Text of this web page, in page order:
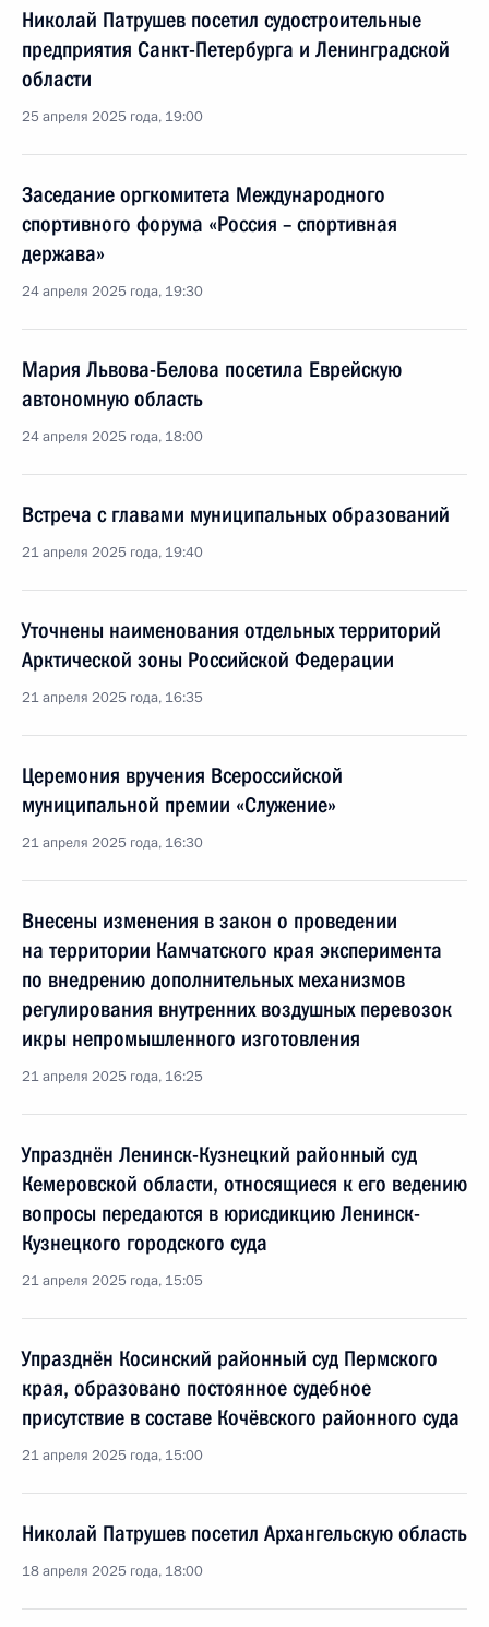
Николай Патрушев посетил судостроительные
предприятия Санкт-Петербурга и Ленинградской
области
25 апреля 2025 года, 19:00
Заседание оргкомитета Международного
спортивного форума «Россия – спортивная
держава»
24 апреля 2025 года, 19:30
Мария Львова-Белова посетила Еврейскую
автономную область
24 апреля 2025 года, 18:00
Встреча с главами муниципальных образований
21 апреля 2025 года, 19:40
Уточнены наименования отдельных территорий
Арктической зоны Российской Федерации
21 апреля 2025 года, 16:35
Церемония вручения Всероссийской
муниципальной премии «Служение»
21 апреля 2025 года, 16:30
Внесены изменения в закон о проведении
на территории Камчатского края эксперимента
по внедрению дополнительных механизмов
регулирования внутренних воздушных перевозок
икры непромышленного изготовления
21 апреля 2025 года, 16:25
Упразднён Ленинск-Кузнецкий районный суд
Кемеровской области, относящиеся к его ведению
вопросы передаются в юрисдикцию Ленинск-
Кузнецкого городского суда
21 апреля 2025 года, 15:05
Упразднён Косинский районный суд Пермского
края, образовано постоянное судебное
присутствие в составе Кочёвского районного суда
21 апреля 2025 года, 15:00
Николай Патрушев посетил Архангельскую область
18 апреля 2025 года, 18:00